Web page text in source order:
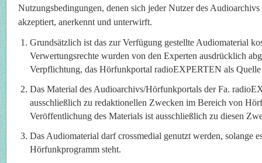
Nutzungsbedingungen, denen sich jeder Nutzer des
akzeptiert, anerkennt und unterwirft.
Grundsätzlich ist das zur Verfügung gestellte Audiomaterial
Verwertungsrechte wurden von den Experten ausdrücklich
Verpflichtung, das Hörfunkportal radioEXPERTEN als Quelle
Das Material des Audioarchivs/Hörfunkportals der Fa.
ausschließlich zu redaktionellen Zwecken im Bereich von
Veröffentlichung des Materials ist ausschließlich zu diesen
Das Audiomaterial darf crossmedial genutzt werden, solange
Hörfunkprogramm steht.